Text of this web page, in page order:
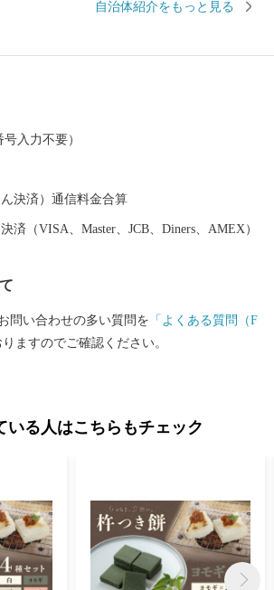
て配送会社の営業停止や配送業務の遅延が
様には、多大なるご迷惑とご心配をおかけ
位置し、北は高山市、南は加茂郡、西は郡
と長野県に接しています。 ほぼ中央を
には馬瀬川があり、周囲には霊峰御嶽山を
道41号やJR高山本線が通り、横断する形で
ートル
自治体紹介をもっと見る
入力不要）
決済）通信料金合算
済（VISA、Master、JCB、Diners、AMEX）
問い合わせの多い質問を 「よくある質問（F
ますのでご確認ください。
いる人はこちらもチェック